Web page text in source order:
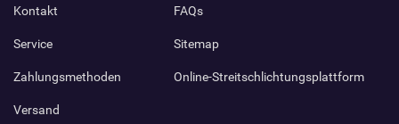
Kontakt
Service
Zahlungsmethoden
Versand
FAQs
Sitemap
Online-Streitschlichtungsplattform